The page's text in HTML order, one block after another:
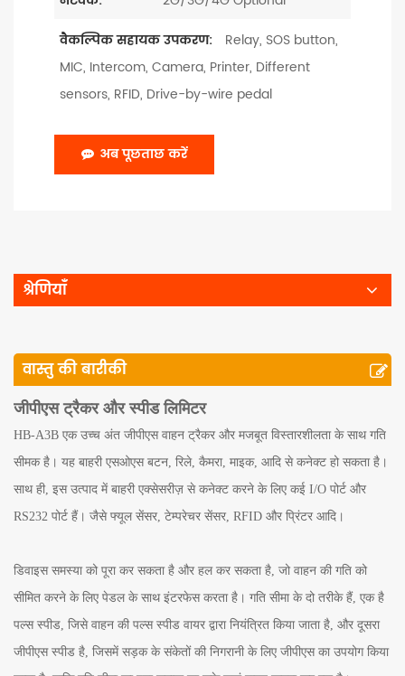
वैकल्पिक सहायक उपकरण:
Relay, SOS button,
MIC, Intercom, Camera, Printer, Different
sensors, RFID, Drive-by-wire pedal
अब पूछताछ करें
श्रेणियाँ
वास्तु की बारीकी
जीपीएस ट्रैकर और स्पीड लिमिटर
HB-A3B एक उच्च अंत जीपीएस वाहन ट्रैकर और मजबूत विस्तारशीलता के साथ गति
सीमक है। यह बाहरी एसओएस बटन, रिले, कैमरा, माइक, आदि से कनेक्ट हो सकता है।
साथ ही, इस उत्पाद में बाहरी एक्सेसरीज़ से कनेक्ट करने के लिए कई I/O पोर्ट और
RS232 पोर्ट हैं। जैसे फ्यूल सेंसर, टेम्परेचर सेंसर, RFID और प्रिंटर आदि।
डिवाइस समस्या को पूरा कर सकता है और हल कर सकता है, जो वाहन की गति को
सीमित करने के लिए पेडल के साथ इंटरफेस करता है। गति सीमा के दो तरीके हैं, एक है
पल्स स्पीड, जिसे वाहन की पल्स स्पीड वायर द्वारा नियंत्रित किया जाता है, और दूसरा
जीपीएस स्पीड है, जिसमें सड़क के संकेतों की निगरानी के लिए जीपीएस का उपयोग किया